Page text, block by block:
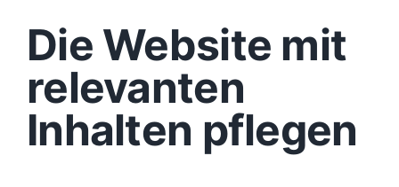
Content
Funktionen
Aufbau
Die Website mit
relevanten
Inhalten pflegen